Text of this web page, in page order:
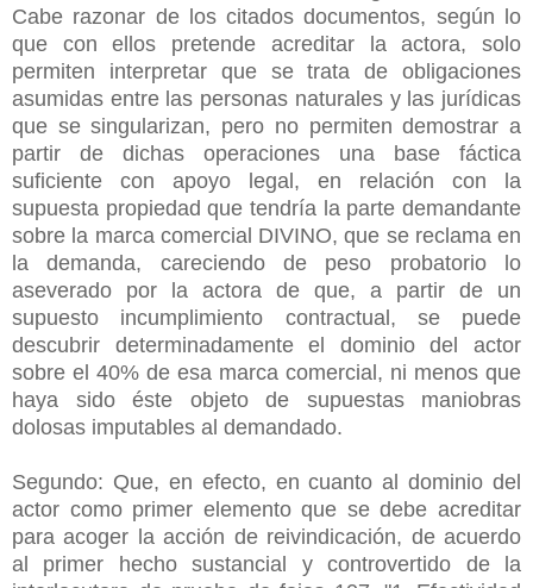
Cabe razonar de los citados documentos, según lo
que con ellos pretende acreditar la actora, solo
permiten interpretar que se trata de obligaciones
asumidas entre las personas naturales y las jurídicas
que se singularizan, pero no permiten demostrar a
partir de dichas operaciones una base fáctica
suficiente con apoyo legal, en relación con la
supuesta propiedad que tendría la parte demandante
sobre la marca comercial DIVINO, que se reclama en
la demanda, careciendo de peso probatorio lo
aseverado por la actora de que, a partir de un
supuesto incumplimiento contractual, se puede
descubrir determinadamente el dominio del actor
sobre el 40% de esa marca comercial, ni menos que
haya sido éste objeto de supuestas maniobras
dolosas imputables al demandado.
Segundo: Que, en efecto, en cuanto al dominio del
actor como primer elemento que se debe acreditar
para acoger la acción de reivindicación, de acuerdo
al primer hecho sustancial y controvertido de la